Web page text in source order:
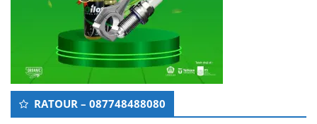
RATOUR – 087748488080